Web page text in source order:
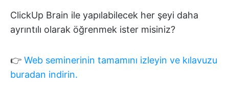
ClickUp Brain ile yapılabilecek her şeyi daha
ayrıntılı olarak öğrenmek ister misiniz?
👉 Web seminerinin tamamını izleyin ve kılavuzu
buradan indirin.